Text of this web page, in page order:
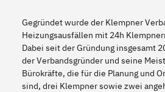
Gegründet wurde der Klempner
Heizungsausfällen mit 24h
Dabei seit der Gründung insgesamt
der Verbandsgründer und seine
Bürokräfte, die für die Planung und
sind, drei Klempner sowie zwei